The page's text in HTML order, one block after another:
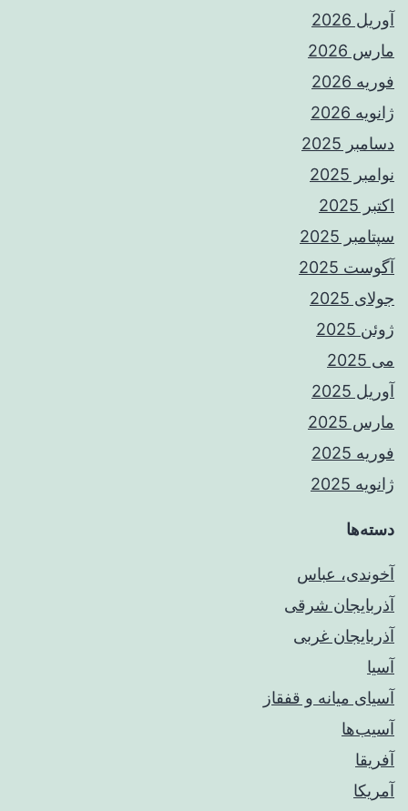
آوریل 2026
مارس 2026
فوریه 2026
ژانویه 2026
دسامبر 2025
نوامبر 2025
اکتبر 2025
سپتامبر 2025
آگوست 2025
جولای 2025
ژوئن 2025
می 2025
آوریل 2025
مارس 2025
فوریه 2025
ژانویه 2025
دسته‌ها
آخوندی، عباس
آذربایجان شرقی
آذربایجان غربی
آسیا
آسیای میانه و قفقاز
آسیب‌ها
آفریقا
آمریکا